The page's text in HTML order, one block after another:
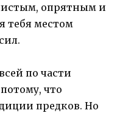
опрятным и
тебя местом
по части
что
предков. Но